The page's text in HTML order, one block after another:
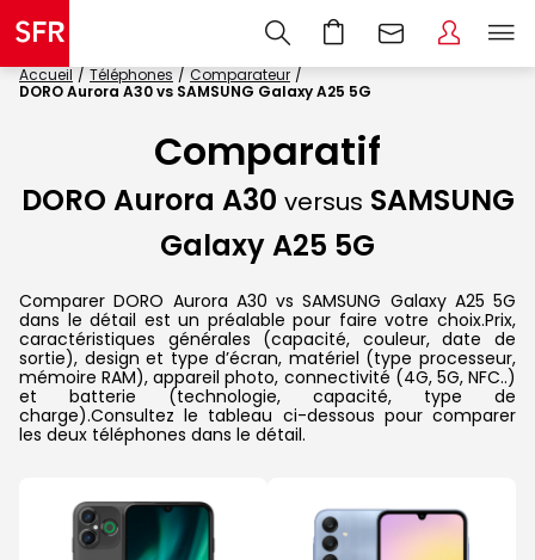
Accueil Téléphones
Comparateur
DORO Aurora A30 vs SAMSUNG Galaxy A25 5G
Comparatif
DORO Aurora A30 versus SAMSUNG
Galaxy A25 5G
Comparer DORO Aurora A30 vs SAMSUNG Galaxy A25 5G
dans le détail est un préalable pour faire votre choix.Prix,
caractéristiques générales (capacité, couleur, date de
sortie), design et type d’écran, matériel (type processeur,
mémoire RAM), appareil photo, connectivité (4G, 5G, NFC..)
et batterie (technologie, capacité, type de
charge).Consultez le tableau ci-dessous pour comparer
les deux téléphones dans le détail.